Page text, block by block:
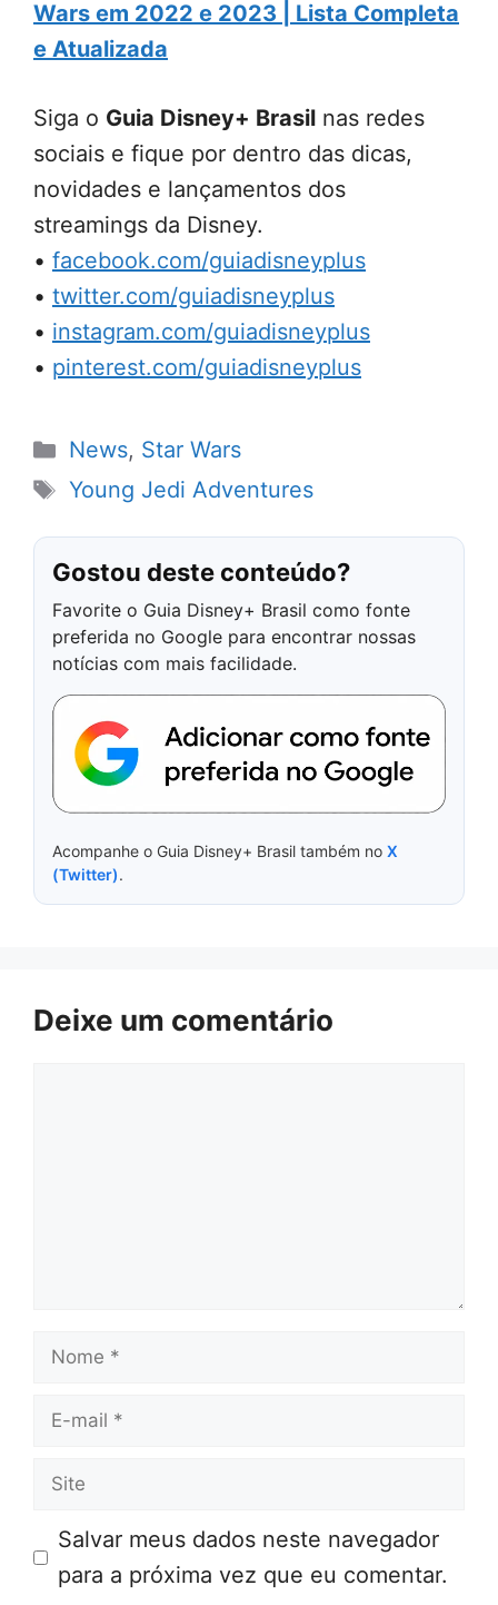
Wars em 2022 e 2023 | Lista Completa
e Atualizada
Siga o Guia Disney+ Brasil nas redes
sociais e fique por dentro das dicas,
novidades e lançamentos dos
streamings da Disney.
• facebook.com/guiadisneyplus
• twitter.com/guiadisneyplus
• instagram.com/guiadisneyplus
• pinterest.com/guiadisneyplus
Categorias
News, Star Wars
Tags
Young Jedi Adventures
Gostou deste conteúdo?
Favorite o Guia Disney+ Brasil como fonte
preferida no Google para encontrar nossas
notícias com mais facilidade.
Acompanhe o Guia Disney+ Brasil também no X
(Twitter).
Deixe um comentário
Nome
E-
Site
Salvar meus dados neste navegador
para a próxima vez que eu comentar.